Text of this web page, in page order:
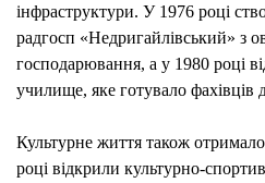
інфраструктури. У 1976 році
радгосп «Недригайлівський» з
господарювання, а у 1980 році
училище, яке готувало фахівців
Культурне життя також
році відкрили культурно-